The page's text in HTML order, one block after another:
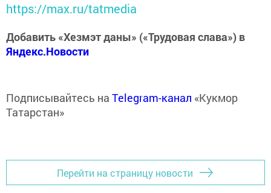
https://max.ru/tatmedia
Добавить «Хезмэт даны» («Трудовая слава») в
Яндекс.Новости
Подписывайтесь на Telegram-канал «Кукмор
Татарстан»
Перейти на страницу новости